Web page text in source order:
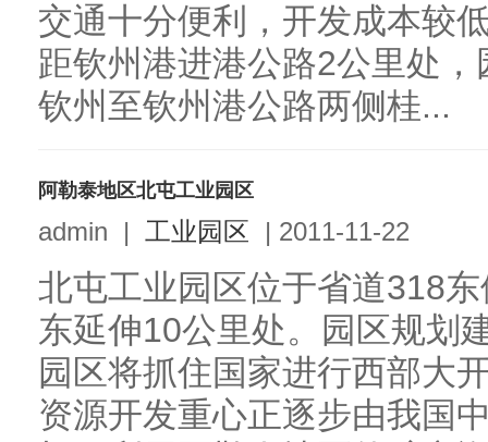
交通十分便利，开发成本较
距钦州港进港公路2公里处
钦州至钦州港公路两侧桂...
阿勒泰地区北屯工业园区
admin | 工业园区 | 2011-11-22
北屯工业园区位于省道318
东延伸10公里处。园区规划
园区将抓住国家进行西部大
资源开发重心正逐步由我国